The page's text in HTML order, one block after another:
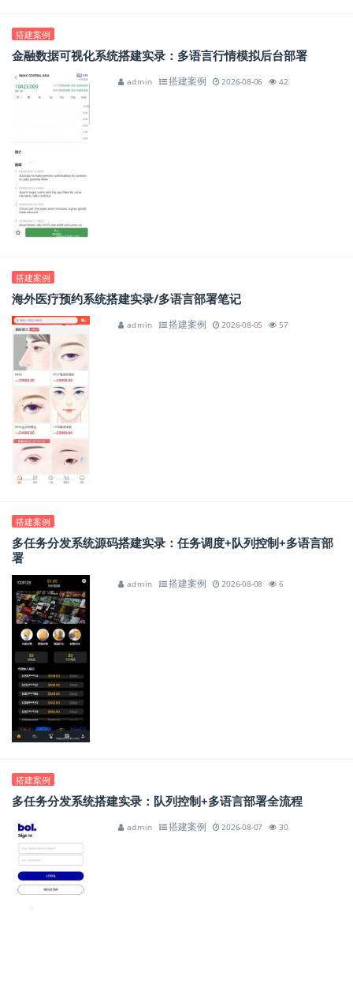
搭建案例
金融数据可视化系统搭建实录：多语言行情模拟后台部署
admin 搭建案例 2026-08-06 42
搭建案例
海外医疗预约系统搭建实录/多语言部署笔记
admin 搭建案例 2026-08-05 57
搭建案例
多任务分发系统源码搭建实录：任务调度+队列控制+多语言部
署
admin 搭建案例 2026-08-08 6
搭建案例
多任务分发系统搭建实录：队列控制+多语言部署全流程
admin 搭建案例 2026-08-07 30